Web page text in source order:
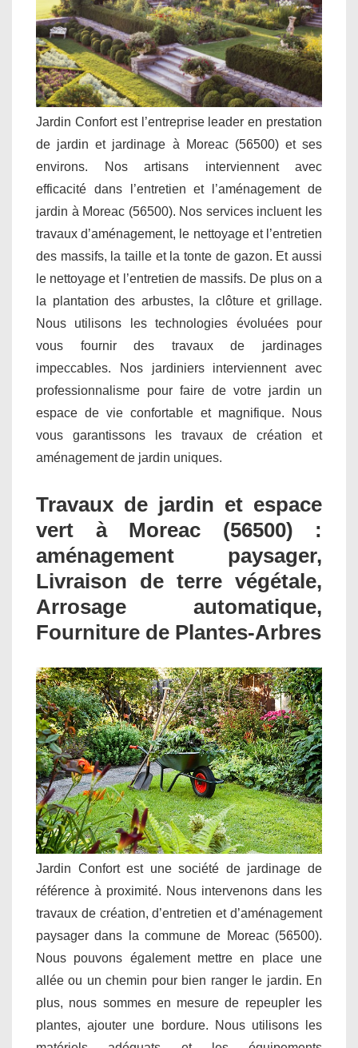
Jardin Confort est l’entreprise leader en prestation
de jardin et jardinage à Moreac (56500) et ses
environs. Nos artisans interviennent avec
efficacité dans l’entretien et l’aménagement de
jardin à Moreac (56500). Nos services incluent les
travaux d’aménagement, le nettoyage et l’entretien
des massifs, la taille et la tonte de gazon. Et aussi
le nettoyage et l’entretien de massifs. De plus on a
la plantation des arbustes, la clôture et grillage.
Nous utilisons les technologies évoluées pour
vous fournir des travaux de jardinages
impeccables. Nos jardiniers interviennent avec
professionnalisme pour faire de votre jardin un
espace de vie confortable et magnifique. Nous
vous garantissons les travaux de création et
aménagement de jardin uniques.
Travaux de jardin et espace
vert à Moreac (56500) :
aménagement paysager,
Livraison de terre végétale,
Arrosage automatique,
Fourniture de Plantes-Arbres
Jardin Confort est une société de jardinage de
référence à proximité. Nous intervenons dans les
travaux de création, d’entretien et d’aménagement
paysager dans la commune de Moreac (56500).
Nous pouvons également mettre en place une
allée ou un chemin pour bien ranger le jardin. En
plus, nous sommes en mesure de repeupler les
plantes, ajouter une bordure. Nous utilisons les